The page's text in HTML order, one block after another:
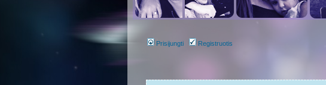
Prisijungti Registruotis